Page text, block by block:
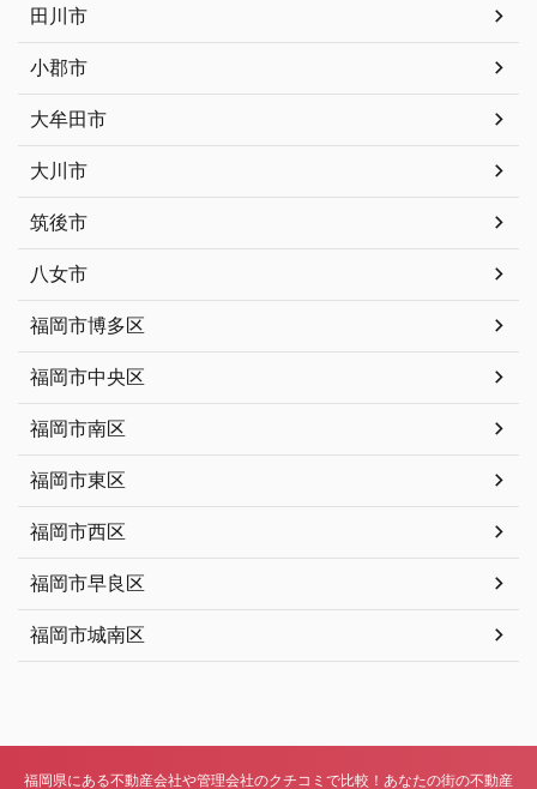
田川市
小郡市
大牟田市
大川市
筑後市
八女市
福岡市博多区
福岡市中央区
福岡市南区
福岡市東区
福岡市西区
福岡市早良区
福岡市城南区
福岡県にある不動産会社や管理会社のクチコミで比較！あなたの街の不動産